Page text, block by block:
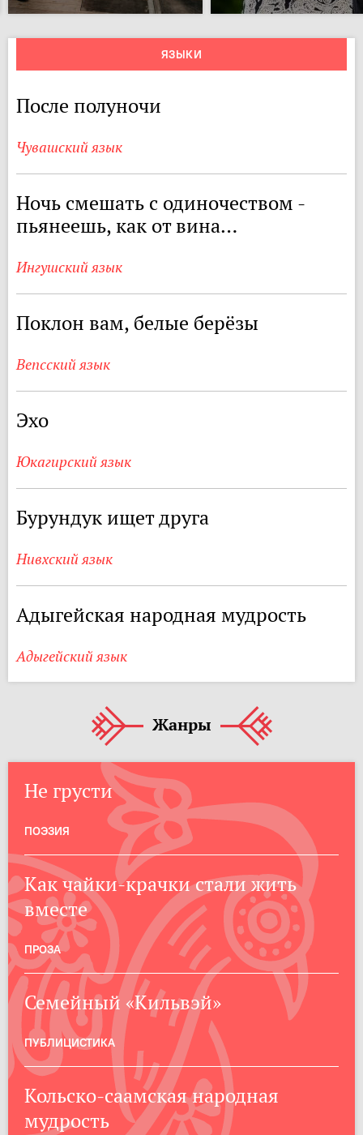
ЯЗЫКИ
После полуночи
Чувашский язык
Ночь смешать с одиночеством -
пьянеешь, как от вина…
Ингушский язык
Поклон вам, белые берёзы
Вепсский язык
Эхо
Юкагирский язык
Бурундук ищет друга
Нивхский язык
Адыгейская народная мудрость
Адыгейский язык
Жанры
Не грусти
ПОЭЗИЯ
Как чайки-крачки стали жить
вместе
ПРОЗА
Семейный «Кильвэй»
ПУБЛИЦИСТИКА
Кольско-саамская народная
мудрость